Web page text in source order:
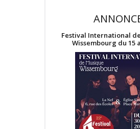
Festival International
Wissembourg du 15